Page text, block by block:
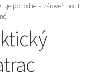
pohodlie a zároveň pocit